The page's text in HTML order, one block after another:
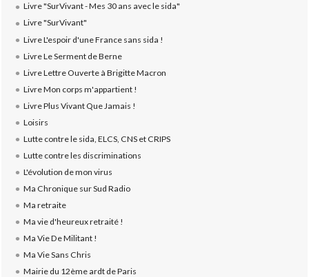
Livre "SurVivant - Mes 30 ans avec le sida"
Livre "SurVivant"
Livre L'espoir d'une France sans sida !
Livre Le Serment de Berne
Livre Lettre Ouverte à Brigitte Macron
Livre Mon corps m'appartient !
Livre Plus Vivant Que Jamais !
Loisirs
Lutte contre le sida, ELCS, CNS et CRIPS
Lutte contre les discriminations
L'évolution de mon virus
Ma Chronique sur Sud Radio
Ma retraite
Ma vie d'heureux retraité !
Ma Vie De Militant !
Ma Vie Sans Chris
Mairie du 12ème ardt de Paris